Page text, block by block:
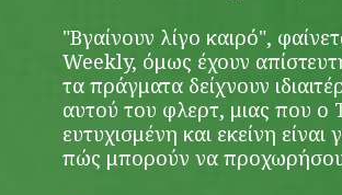
"Βγαίνουν λίγο καιρό",
Weekly, όμως έχουν
τα πράγματα δείχνουν
αυτού του φλερτ, μιας που
ευτυχισμένη και εκείνη
πώς μπορούν να